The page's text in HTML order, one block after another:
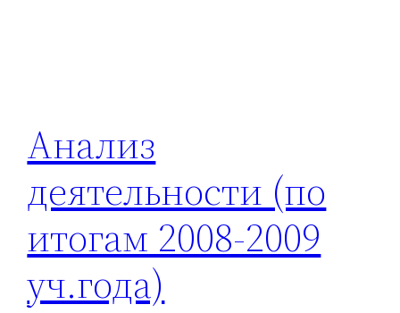
Анализ
деятельности (по
итогам 2008-2009
уч.года)